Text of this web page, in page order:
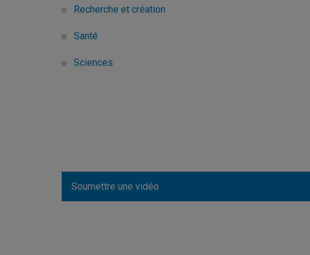
Recherche et création
Santé
Sciences
Soumettre une vidéo